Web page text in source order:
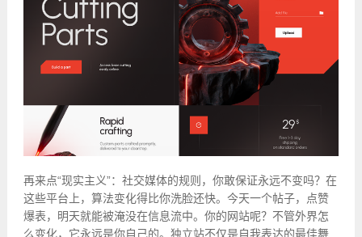
再来点“现实主义”：社交媒体的规则，你敢保证永远不变吗？在
这些平台上，算法变化得比你洗脸还快。今天一个帖子，点赞
爆表，明天就能被淹没在信息流中。你的网站呢？不管外界怎
么变化，它永远是你自己的。独立站不仅是自我表达的最佳舞